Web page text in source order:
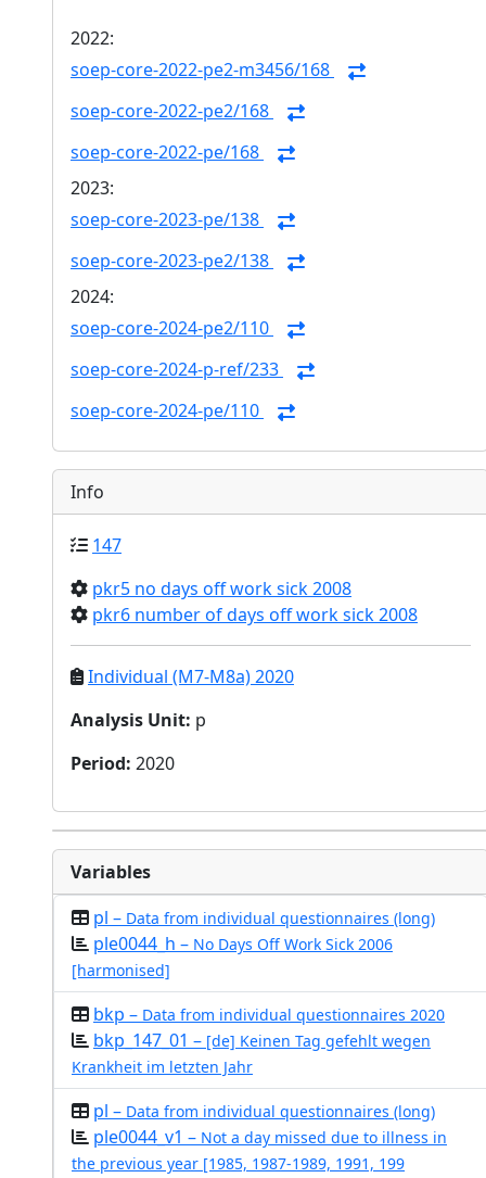
2022:
soep-core-2022-pe2-m3456/168
soep-core-2022-pe2/168
soep-core-2022-pe/168
2023:
soep-core-2023-pe/138
soep-core-2023-pe2/138
2024:
soep-core-2024-pe2/110
soep-core-2024-p-ref/233
soep-core-2024-pe/110
Info
147
pkr5 no days off work sick 2008
pkr6 number of days off work sick 2008
Individual (M7-M8a) 2020
Analysis Unit: p
Period: 2020
Variables
pl – Data from individual questionnaires (long)
ple0044_h – No Days Off Work Sick 2006
[harmonised]
bkp – Data from individual questionnaires 2020
bkp_147_01 – [de] Keinen Tag gefehlt wegen
Krankheit im letzten Jahr
pl – Data from individual questionnaires (long)
ple0044_v1 – Not a day missed due to illness in
the previous year [1985, 1987-1989, 1991, 199